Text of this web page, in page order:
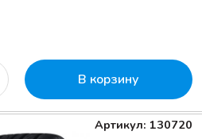
В корзину
Артикул: 130720